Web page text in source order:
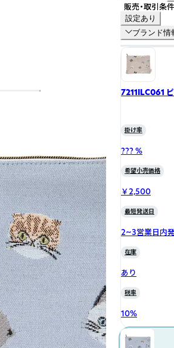
販売・取引条件
設定あり
ブランド情
7211ILC061
掛け率
??? %
希望小売価格
￥2,500
最短発送日
2~3営業日内
在庫
あり
税率
10%